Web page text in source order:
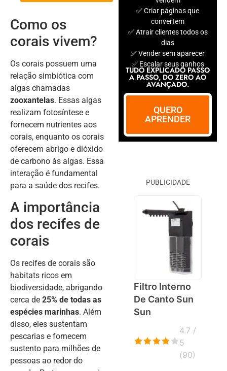
Como os
corais vivem?
Os corais possuem uma
relação simbiótica com
algas chamadas
zooxantelas. Essas algas
realizam fotosíntese e
fornecem nutrientes aos
corais, enquanto os corais
oferecem abrigo e dióxido
de carbono às algas. Essa
interação é fundamental
para a saúde dos recifes.
A importância
dos recifes de
corais
Os recifes de corais são
habitats ricos em
biodiversidade, abrigando
cerca de 25% de todas as
espécies marinhas. Além
disso, eles sustentam
pescarias e fornecem
sustento para milhões de
pessoas ao redor do
✅ Criar páginas que
convertem
✅ Atrair clientes todos os
dias
✅ Vender sem aparecer
✅ Escalar seus ganhos
TUDO EXPLICADO PASSO
A PASSO, DO ZERO AO
AVANÇADO.
QUERO
APRENDER
PUBLICIDADE
Filtro Interno
De Canto Sun
Sun
4.7 /
5
(90)